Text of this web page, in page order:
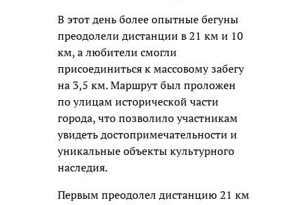
В этот день более опытные бегуны
преодолели дистанции в 21 км и 10
км, а любители смогли
присоединиться к массовому забегу
на 3,5 км. Маршрут был проложен
по улицам исторической части
города, что позволило участникам
увидеть достопримечательности и
уникальные объекты культурного
наследия.
Первым преодолел дистанцию 21 км